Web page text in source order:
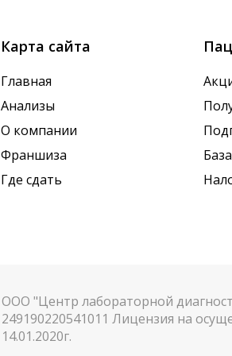
Карта сайта
Главная
Анализы
О компании
Франшиза
Где сдать
ООО "Центр лабораторной
249190220541011 Лицензия на
14.01.2020г.